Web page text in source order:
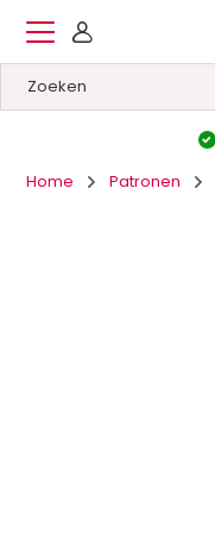
Home
Patronen